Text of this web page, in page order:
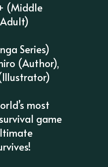
(Middle
Series)
(Author),
most
game